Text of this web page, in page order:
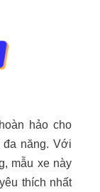
hảo cho
năng. Với
mẫu xe này
thích nhất